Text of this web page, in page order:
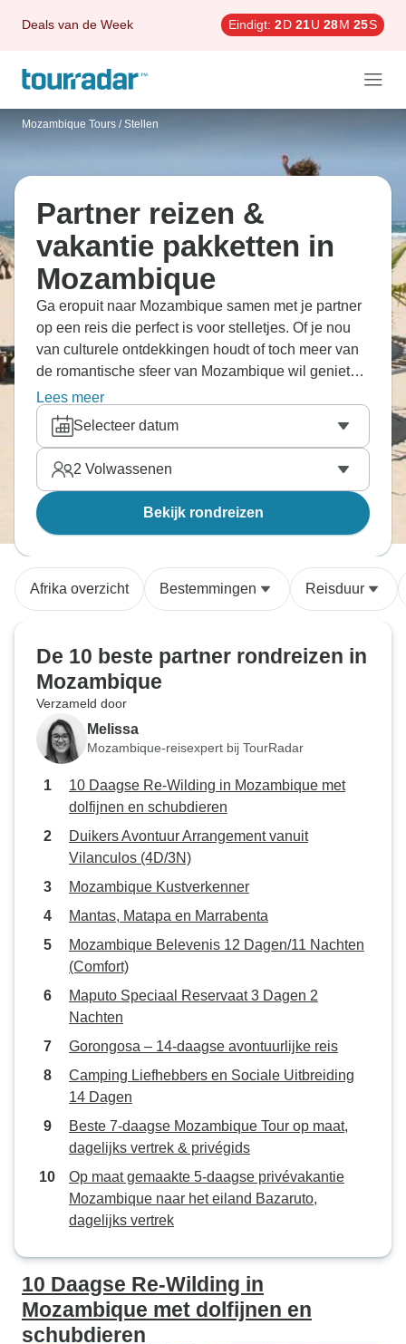
Deals van de Week Eindigt: 2D 21U 28M 24S
Mozambique Tours / Stellen
Partner reizen &
vakantie pakketten in
Mozambique
Ga eropuit naar Mozambique samen met je partner
op een reis die perfect is voor stelletjes. Of je nou
van culturele ontdekkingen houdt of toch meer van
de romantische sfeer van Mozambique wil genieten,
de reizen brengen je naar de straatjes van Maputo
en de charme van Bazaruto Eiland zal jullie beiden
betoveren. Vind de tour naar Mozambique die
perfect is voor jullie tweetjes, reis samen en bekijk
de wereld van dichtbij. Onze reisexperts hebben
alle tours doorzocht en hebben handmatig de beste
partner avontuurlijke reizen
Lees meer
Selecteer datum
2 Volwassenen
Bekijk rondreizen
Afrika overzicht Bestemmingen Reisduur
De 10 beste partner rondreizen in
Mozambique
Verzameld door
Melissa
Mozambique-reisexpert bij TourRadar
10 Daagse Re-Wilding in Mozambique met
dolfijnen en schubdieren
Duikers Avontuur Arrangement vanuit
Vilanculos (4D/3N)
Mozambique Kustverkenner
Mantas, Matapa en Marrabenta
Mozambique Belevenis 12 Dagen/11 Nachten
(Comfort)
Maputo Speciaal Reservaat 3 Dagen 2
Nachten
Gorongosa – 14-daagse avontuurlijke reis
Camping Liefhebbers en Sociale Uitbreiding
14 Dagen
Beste 7-daagse Mozambique Tour op maat,
dagelijks vertrek & privégids
Op maat gemaakte 5-daagse privévakantie
Mozambique naar het eiland Bazaruto,
dagelijks vertrek
10 Daagse Re-Wilding in
Mozambique met dolfijnen en
schubdieren